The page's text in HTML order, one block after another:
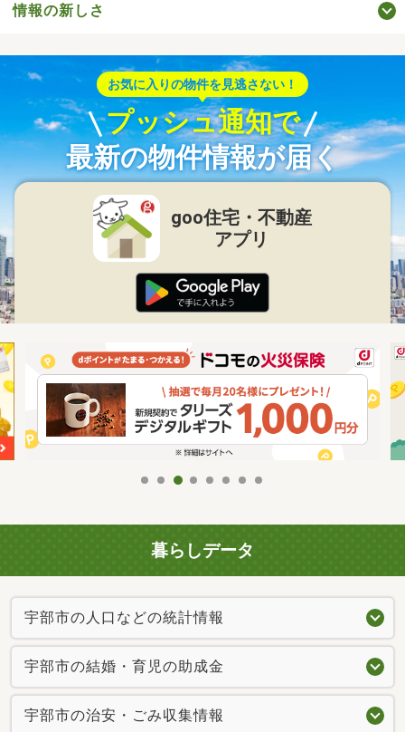
情報の新しさ
お気に入りの物件を見逃さない！
プッシュ通知で
最新の物件情報が届く
goo住宅・不動産
アプリ
暮らしデータ
宇部市の人口などの統計情報
宇部市の結婚・育児の助成金
宇部市の治安・ごみ収集情報